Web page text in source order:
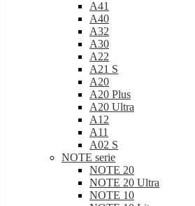
A41
A40
A32
A30
A22
A21 S
A20
A20 Plus
A20 Ultra
A12
A11
A02 S
NOTE serie
NOTE 20
NOTE 20 Ultra
NOTE 10